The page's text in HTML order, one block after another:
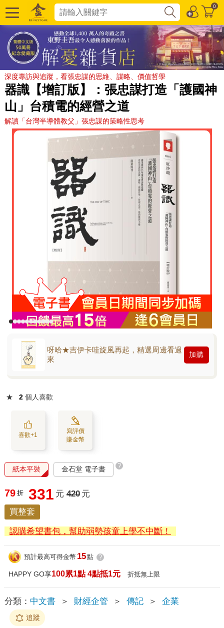
0
深度專訪與追蹤，看張忠謀的思維、謀略、價值哲學
器識【增訂版】：張忠謀打造「護國神
山」台積電的經營之道
解讀「台灣半導體教父」張忠謀的策略性思考
呀哈★吉伊卡哇旋風再起，精選周邊看過
來
加購
★ 2 個人喜歡
喜歡+1
寫評價
賺金幣
紙本平裝 金石堂 電子書 ?
79 折 331 元 420 元
買整套
認購希望書包，幫助弱勢孩童上學不中斷！
預計最高可得金幣 15點 ?
HAPPY GO享100累1點 4點抵1元 折抵無上限
分類： 中文書 ＞ 財經企管 ＞ 傳記 ＞ 企業
追蹤